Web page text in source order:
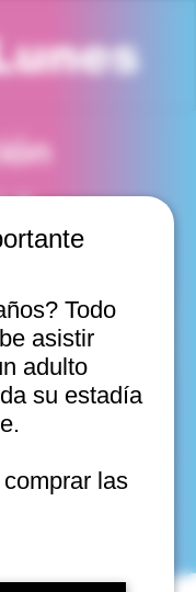
Todo
asistir
adulto
su estadía
las
m.
Viña del Mar,
m.
m.